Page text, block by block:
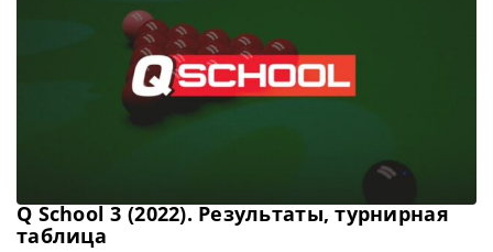
Q School 3 (2022). Результаты, турнирная
таблица